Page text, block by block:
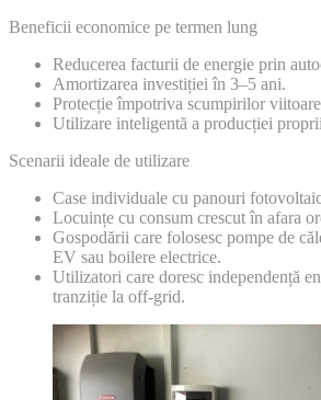
Beneficii economice pe termen lung
Reducerea facturii de energie prin
Amortizarea investiției în 3–5 ani.
Protecție împotriva scumpirilor
Utilizare inteligentă a producției
Scenarii ideale de utilizare
Case individuale cu panouri
Locuințe cu consum crescut în afara
Gospodării care folosesc pompe de
EV sau boilere electrice.
Utilizatori care doresc independență
tranziție la off-grid.